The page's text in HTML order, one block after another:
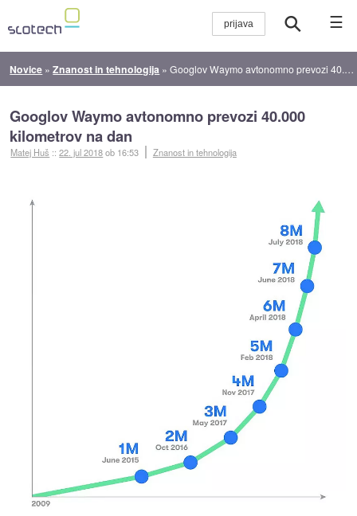
☰
Novice »Znanost in tehnologija »Googlov Waymo avtonomno prevozi 40.000 kilometrov na dan
Googlov Waymo avtonomno prevozi 40.000
kilometrov na dan
Matej Huš ::22. jul 2018ob 16:53 Znanost in tehnologija